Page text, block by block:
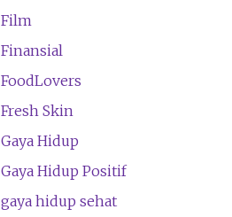
Film
Finansial
FoodLovers
Fresh Skin
Gaya Hidup
Gaya Hidup Positif
gaya hidup sehat